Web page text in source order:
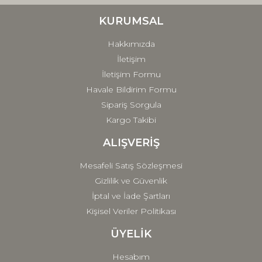
Ürün fiyatı diğer sitelerden daha pahalı.
Gönder
KURUMSAL
Hakkımızda
İletişim
İletişim Formu
Havale Bildirim Formu
Sipariş Sorgula
Kargo Takibi
ALIŞVERİŞ
Mesafeli Satış Sözleşmesi
Gizlilik ve Güvenlik
İptal ve İade Şartları
Kişisel Veriler Politikası
ÜYELİK
Hesabım